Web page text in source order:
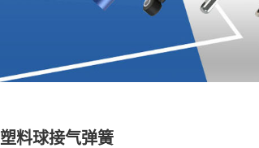
塑料球接气弹簧